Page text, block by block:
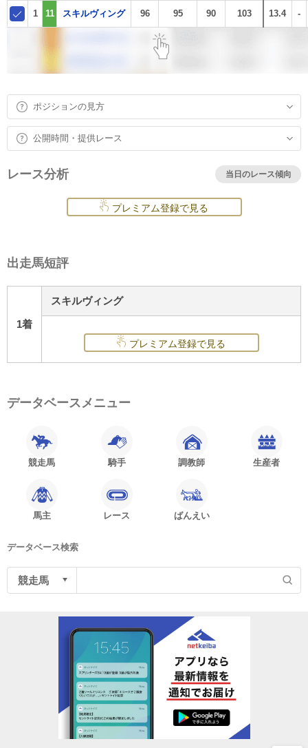
1 11 スキルヴィング 96 95 90 103 13.4 -
ポジションの見方
公開時間・提供レース
レース分析 当日のレース傾向
プレミアム登録で見る
出走馬短評
1着
スキルヴィング
プレミアム登録で見る
データベースメニュー
競走馬 騎手 調教師 生産者
馬主 レース ばんえい
データベース検索